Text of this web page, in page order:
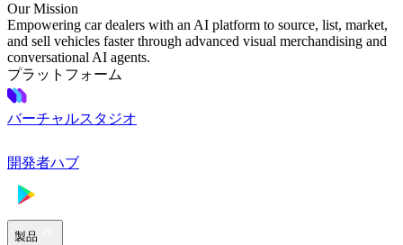
Our Mission
Empowering car dealers with an AI platform to source, list, market,
and sell vehicles faster through advanced visual merchandising and
conversational AI agents.
プラットフォーム
バーチャルスタジオ
開発者ハブ
製品